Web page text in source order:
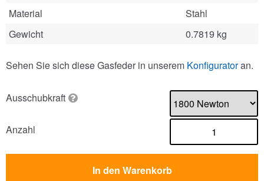
Material
Stahl
Gewicht
0.7819 kg
Sehen Sie sich diese Gasfeder in unserem Konfiguratoran.
Ausschubkraft
Anzahl
In den Warenkorb